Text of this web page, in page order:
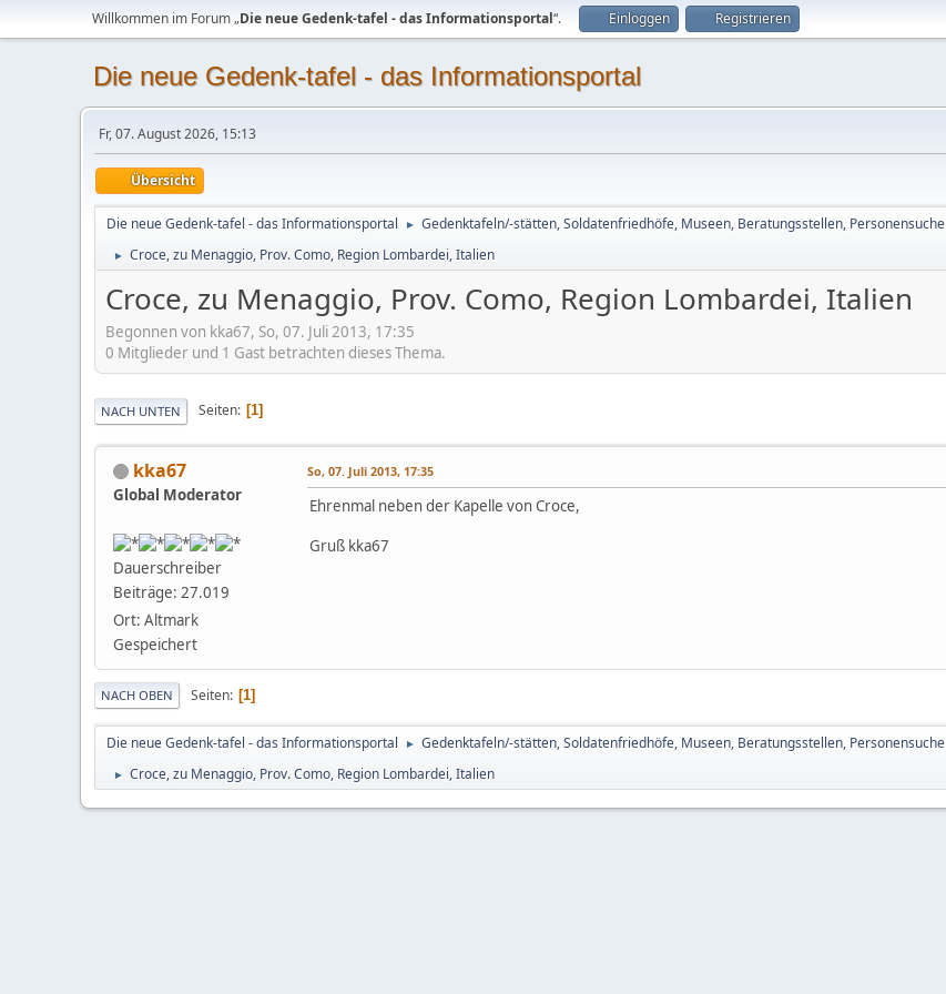
Willkommen im Forum „Die neue Gedenk-tafel - das Informationsportal“. Einloggen Registrieren
Die neue Gedenk-tafel - das Informationsportal
Fr, 07. August 2026, 15:13
Übersicht
Die neue Gedenk-tafel - das Informationsportal ► Gedenktafeln/-stätten, Soldatenfriedhöfe, Museen, Beratungsstellen, Personensuche
► Croce, zu Menaggio, Prov. Como, Region Lombardei, Italien
Croce, zu Menaggio, Prov. Como, Region Lombardei, Italien
Begonnen von kka67, So, 07. Juli 2013, 17:35
0 Mitglieder und 1 Gast betrachten dieses Thema.
NACH UNTEN Seiten 1
kka67
Global Moderator
Dauerschreiber
Beiträge: 27.019
Ort: Altmark
Gespeichert
So, 07. Juli 2013, 17:35
Ehrenmal neben der Kapelle von Croce,
Gruß kka67
NACH OBEN Seiten 1
Die neue Gedenk-tafel - das Informationsportal ► Gedenktafeln/-stätten, Soldatenfriedhöfe, Museen, Beratungsstellen, Personensuche
► Croce, zu Menaggio, Prov. Como, Region Lombardei, Italien